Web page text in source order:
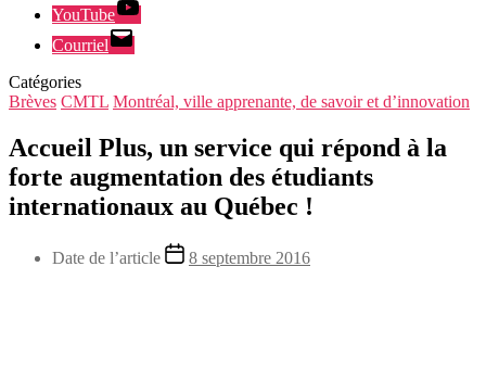
YouTube
Courriel
Catégories
Brèves CMTL Montréal, ville apprenante, de savoir et d’innovation
Accueil Plus, un service qui répond à la
forte augmentation des étudiants
internationaux au Québec !
Date de l’article 8 septembre 2016